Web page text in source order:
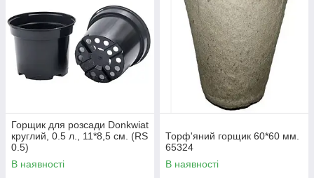
Горщик для розсади Donkwiat
круглий, 0.5 л., 11*8,5 см. (RS
0.5)
В наявності
Торф'яний горщик 60*60 мм.
65324
В наявності